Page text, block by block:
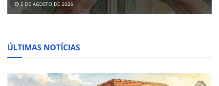
5 DE AGOSTO DE 2026
ÚLTIMAS NOTÍCIAS